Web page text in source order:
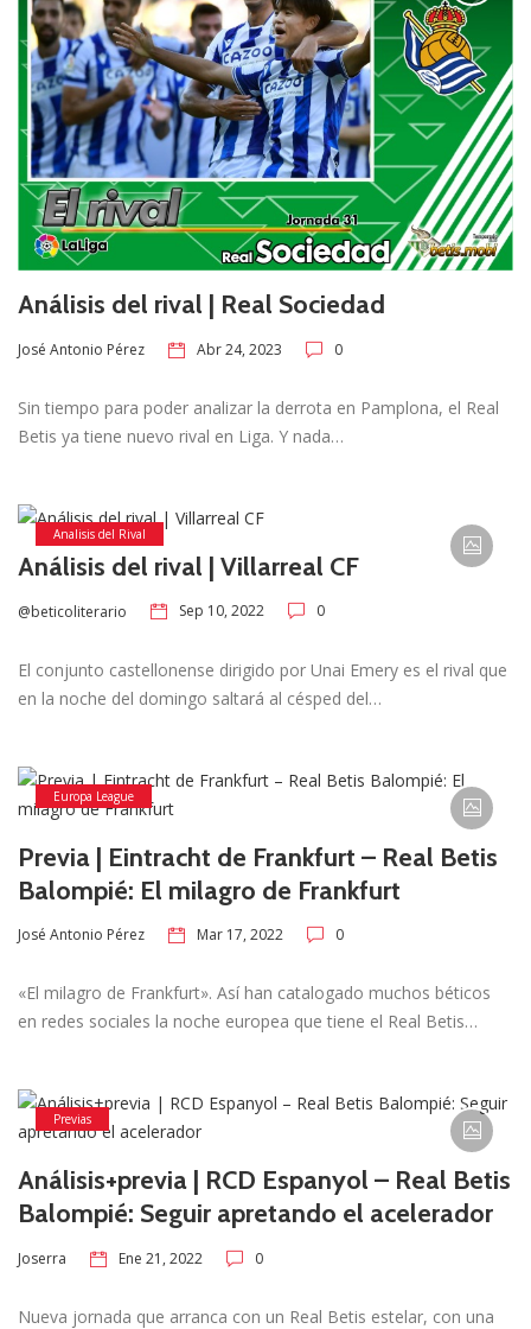
Análisis del rival | Real Sociedad
José Antonio Pérez Abr 24, 2023 0
Sin tiempo para poder analizar la derrota en Pamplona, el Real
Betis ya tiene nuevo rival en Liga. Y nada…
Analisis del Rival
Análisis del rival | Villarreal CF
@beticoliterario Sep 10, 2022 0
El conjunto castellonense dirigido por Unai Emery es el rival que
en la noche del domingo saltará al césped del…
Europa League
Previa | Eintracht de Frankfurt – Real Betis
Balompié: El milagro de Frankfurt
José Antonio Pérez Mar 17, 2022 0
«El milagro de Frankfurt». Así han catalogado muchos béticos
en redes sociales la noche europea que tiene el Real Betis…
Previas
Análisis+previa | RCD Espanyol – Real Betis
Balompié: Seguir apretando el acelerador
Joserra Ene 21, 2022 0
Nueva jornada que arranca con un Real Betis estelar, con una